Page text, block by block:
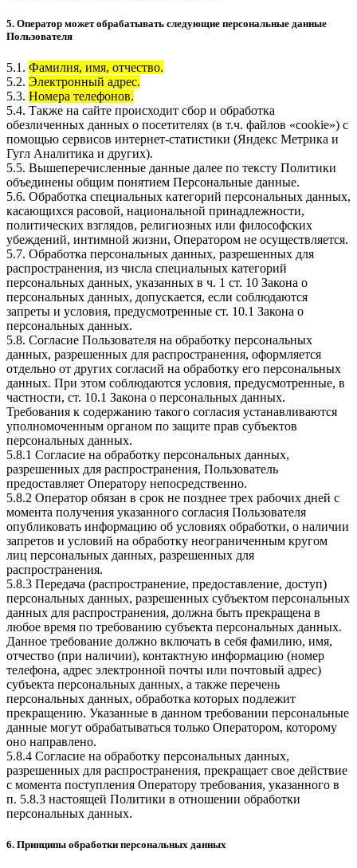
5. Оператор может обрабатывать следующие персональные данные
Пользователя
5.1. Фамилия, имя, отчество.
5.2. Электронный адрес.
5.3. Номера телефонов.
5.4. Также на сайте происходит сбор и обработка
обезличенных данных о посетителях (в т.ч. файлов «cookie») с
помощью сервисов интернет-статистики (Яндекс Метрика и
Гугл Аналитика и других).
5.5. Вышеперечисленные данные далее по тексту Политики
объединены общим понятием Персональные данные.
5.6. Обработка специальных категорий персональных данных,
касающихся расовой, национальной принадлежности,
политических взглядов, религиозных или философских
убеждений, интимной жизни, Оператором не осуществляется.
5.7. Обработка персональных данных, разрешенных для
распространения, из числа специальных категорий
персональных данных, указанных в ч. 1 ст. 10 Закона о
персональных данных, допускается, если соблюдаются
запреты и условия, предусмотренные ст. 10.1 Закона о
персональных данных.
5.8. Согласие Пользователя на обработку персональных
данных, разрешенных для распространения, оформляется
отдельно от других согласий на обработку его персональных
данных. При этом соблюдаются условия, предусмотренные, в
частности, ст. 10.1 Закона о персональных данных.
Требования к содержанию такого согласия устанавливаются
уполномоченным органом по защите прав субъектов
персональных данных.
5.8.1 Согласие на обработку персональных данных,
разрешенных для распространения, Пользователь
предоставляет Оператору непосредственно.
5.8.2 Оператор обязан в срок не позднее трех рабочих дней с
момента получения указанного согласия Пользователя
опубликовать информацию об условиях обработки, о наличии
запретов и условий на обработку неограниченным кругом
лиц персональных данных, разрешенных для
распространения.
5.8.3 Передача (распространение, предоставление, доступ)
персональных данных, разрешенных субъектом персональных
данных для распространения, должна быть прекращена в
любое время по требованию субъекта персональных данных.
Данное требование должно включать в себя фамилию, имя,
отчество (при наличии), контактную информацию (номер
телефона, адрес электронной почты или почтовый адрес)
субъекта персональных данных, а также перечень
персональных данных, обработка которых подлежит
прекращению. Указанные в данном требовании персональные
данные могут обрабатываться только Оператором, которому
оно направлено.
5.8.4 Согласие на обработку персональных данных,
разрешенных для распространения, прекращает свое действие
с момента поступления Оператору требования, указанного в
п. 5.8.3 настоящей Политики в отношении обработки
персональных данных.
6. Принципы обработки персональных данных